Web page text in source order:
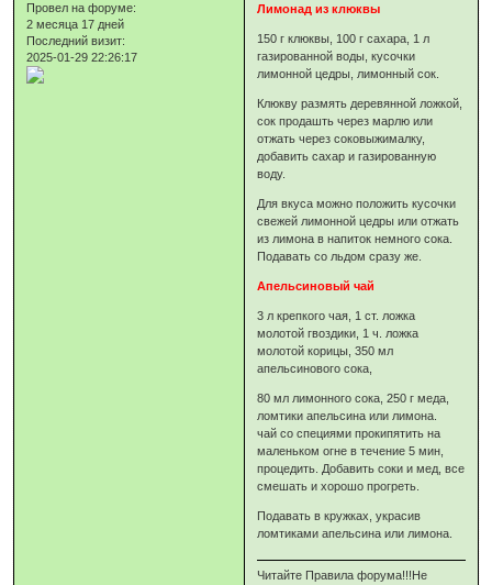
Провел на форуме:
2 месяца 17 дней
Последний визит:
2025-01-29 22:26:17
Лимонад из клюквы
150 г клюквы, 100 г сахара, 1 л
газированной воды, кусочки
лимонной цедры, лимонный сок.
Клюкву размять деревянной ложкой,
сок продашть через марлю или
отжать через соковыжималку,
добавить сахар и газированную
воду.
Для вкуса можно положить кусочки
свежей лимонной цедры или отжать
из лимона в напиток немного сока.
Подавать со льдом сразу же.
Апельсиновый чай
3 л крепкого чая, 1 ст. ложка
молотой гвоздики, 1 ч. ложка
молотой корицы, 350 мл
апельсинового сока,
80 мл лимонного сока, 250 г меда,
ломтики апельсина или лимона.
чай со специями прокипятить на
маленьком огне в течение 5 мин,
процедить. Добавить соки и мед, все
смешать и хорошо прогреть.
Подавать в кружках, украсив
ломтиками апельсина или лимона.
Читайте Правила форума!!!Не